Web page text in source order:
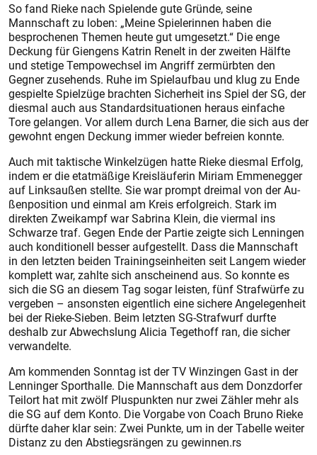
So fand Rieke nach Spielende gute Gründe, seine
Mannschaft zu loben: „Meine Spielerinnen haben die
besprochenen Themen heute gut umgesetzt.“ Die enge
Deckung für Giengens Katrin Renelt in der zweiten Hälfte
und stetige Tempowechsel im Angriff zermürbten den
Gegner zusehends. Ruhe im Spielaufbau und klug zu Ende
gespielte Spielzüge brachten Sicherheit ins Spiel der SG, der
diesmal auch aus Standardsituationen heraus einfache
Tore gelangen. Vor allem durch Lena Barner, die sich aus der
gewohnt engen Deckung immer wieder befreien konnte.
Auch mit taktische Winkelzügen hatte Rieke diesmal Erfolg,
indem er die etatmäßige Kreisläuferin Miriam Emmenegger
auf Linksaußen stellte. Sie war prompt dreimal von der Au­
ßenposition und einmal am Kreis erfolgreich. Stark im
direkten Zweikampf war Sabrina Klein, die viermal ins
Schwarze traf. Gegen Ende der Partie zeigte sich Lenningen
auch konditionell besser aufgestellt. Dass die Mannschaft
in den letzten beiden Trainingseinheiten seit Langem wieder
komplett war, zahlte sich anscheinend aus. So konnte es
sich die SG an diesem Tag sogar leisten, fünf Strafwürfe zu
vergeben – ansonsten ei­gentlich eine sichere Angelegenheit
bei der Rieke-Sieben. Beim letzten SG-Strafwurf durfte
deshalb zur Abwechslung Alicia Tegethoff ran, die sicher
verwandelte.
Am kommenden Sonntag ist der TV Winzingen Gast in der
Lenninger Sporthalle. Die Mannschaft aus dem Donzdorfer
Teilort hat mit zwölf Pluspunkten nur zwei Zähler mehr als
die SG auf dem Konto. Die Vorgabe von Coach Bruno Rieke
dürfte daher klar sein: Zwei Punkte, um in der Tabelle weiter
Distanz zu den Abstiegsrängen zu gewinnen.rs